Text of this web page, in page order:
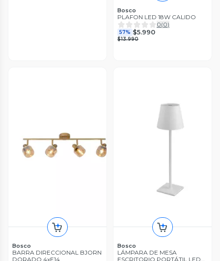
Bosco
PLAFON LED 18W CALIDO
0(0)
57% $5.990
$13.990
Bosco
BARRA DIRECCIONAL BJORN
DORADO 4xE14
Bosco
LÁMPARA DE MESA
ESCRITORIO PORTÁTIL LED